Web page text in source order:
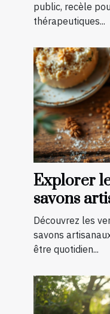
public, recèle
thérapeutiques...
Explorer
savons
corps et
Découvrez les
savons
être quotidien...